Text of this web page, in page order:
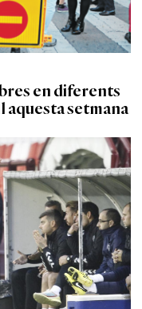
en diferents
aquesta setmana